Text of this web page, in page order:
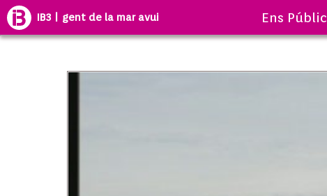
IB3 | gent de la mar avui Ens Públic